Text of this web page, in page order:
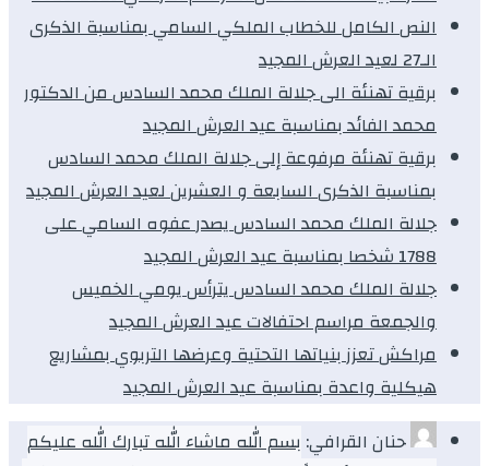
النص الكامل للخطاب الملكي السامي بمناسبة الذكرى
الـ27 لعيد العرش المجيد
برقية تهنئة الى جلالة الملك محمد السادس من الدكتور
محمد الفائد بمناسبة عيد العرش المجيد
برقية تهنئة مرفوعة إلى جلالة الملك محمد السادس
بمناسبة الذكرى السابعة و العشرين لعيد العرش المجيد
جلالة الملك محمد السادس يصدر عفوه السامي على
1788 شخصا بمناسبة عيد العرش المجيد
جلالة الملك محمد السادس يترأس يومي الخميس
والجمعة مراسم احتفالات عيد العرش المجيد
مراكش تعزز بنياتها التحتية وعرضها التربوي بمشاريع
هيكلية واعدة بمناسبة عيد العرش المجيد
حنان القرافي: بسم الله ماشاء الله تبارك الله عليكم